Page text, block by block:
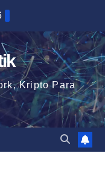
Kripto Para